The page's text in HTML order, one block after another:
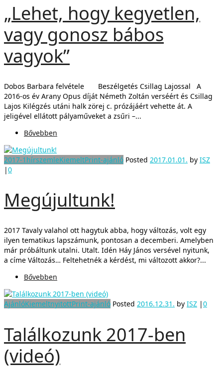
„Lehet, hogy kegyetlen,
vagy gonosz bábos
vagyok”
Dobos Barbara felvétele Beszélgetés Csillag Lajossal A
2016-os év Arany Opus díját Németh Zoltán verséért és Csillag
Lajos Kilégzés utáni halk zörej c. prózájáért vehette át. A
jeligével ellátott pályaműveket a zsűri –...
Bővebben
2017-1 hírszemleKiemeltPrint-ajánló Posted 2017.01.01. by ISZ
|0
Megújultunk!
2017 Tavaly valahol ott hagytuk abba, hogy változás, volt egy
ilyen tematikus lapszámunk, pontosan a decemberi. Amelyben
már próbáltunk utalni. Utalt. Idén Háy János versével nyitunk,
a címe Változás… Feltehetnék a kérdést, mi változott akkor?...
Bővebben
AjánlóKiemeltnyitottPrint-ajánló Posted 2016.12.31. by ISZ |0
Találkozunk 2017-ben
(videó)